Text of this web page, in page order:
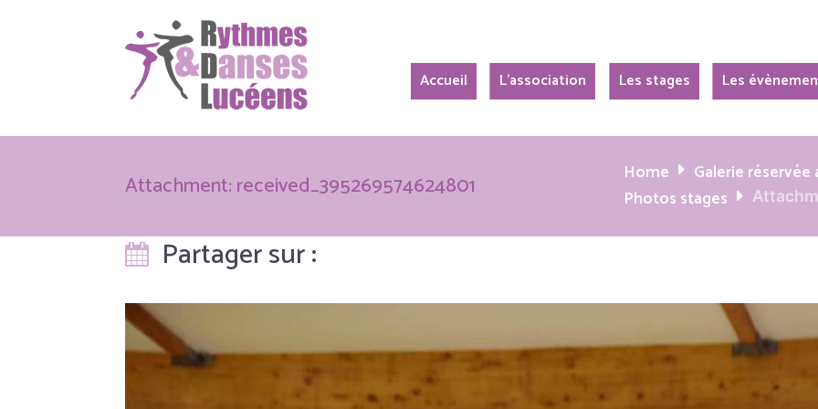
Accueil L’association Les stages Les
Attachment: received_395269574624801 Home Galerie
Photos stages
Partager sur :